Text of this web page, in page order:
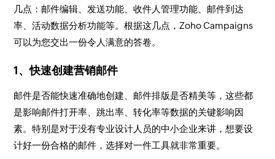
几点：邮件编辑、发送功能、收件人管理功能、邮件到达
率、活动数据分析功能等。根据这几点，Zoho Campaigns
可以为您交出一份令人满意的答卷。
1、快速创建营销邮件
邮件是否能快速准确地创建、邮件排版是否精美等，这些都
是影响邮件打开率、跳出率、转化率等数据的关键影响因
素。特别是对于没有专业设计人员的中小企业来讲，想要设
计好一份合格的邮件，选择对一件工具就非常重要。